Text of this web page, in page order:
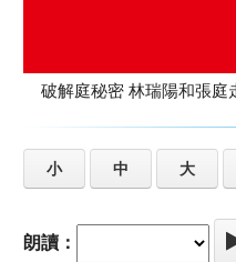
破解庭秘密 林瑞陽
小 中 大
朗讀：